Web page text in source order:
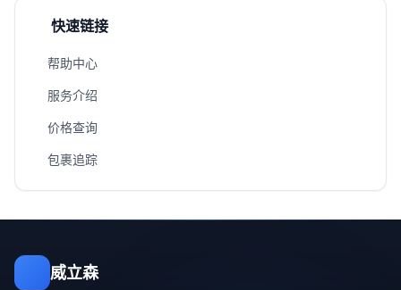
快速链接
帮助中心
服务介绍
价格查询
包裹追踪
威立森